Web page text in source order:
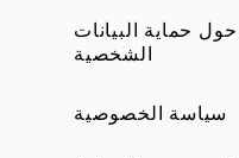
حماية البيانات
الشخصية
سياسة الخصوصية